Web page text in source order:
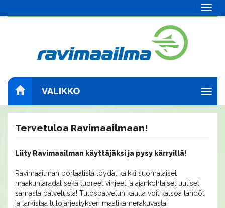
VALIKKO
Tervetuloa Ravimaailmaan!
Liity Ravimaailman käyttäjäksi ja pysy kärryillä!
Ravimaailman portaalista löydät kaikki suomalaiset
maakuntaradat sekä tuoreet vihjeet ja ajankohtaiset uutiset
samasta palvelusta! Tulospalvelun kautta voit katsoa lähdöt
ja tarkistaa tulojärjestyksen maalikamerakuvasta!